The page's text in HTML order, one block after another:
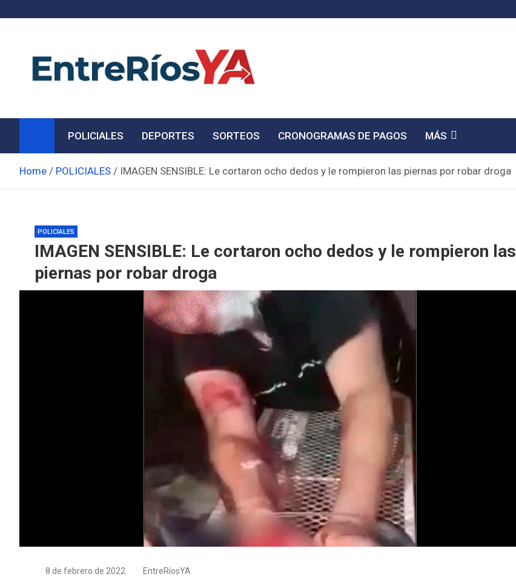
Noticias de Entre Ríos
POLICIALES DEPORTES SORTEOS CRONOGRAMAS DE PAGOS MÁS
Home POLICIALES IMAGEN SENSIBLE: Le cortaron ocho dedos y le rompieron las piernas por robar droga
POLICIALES
IMAGEN SENSIBLE: Le cortaron ocho dedos y le rompieron las
piernas por robar droga
8 de febrero de 2022 EntreRíosYA